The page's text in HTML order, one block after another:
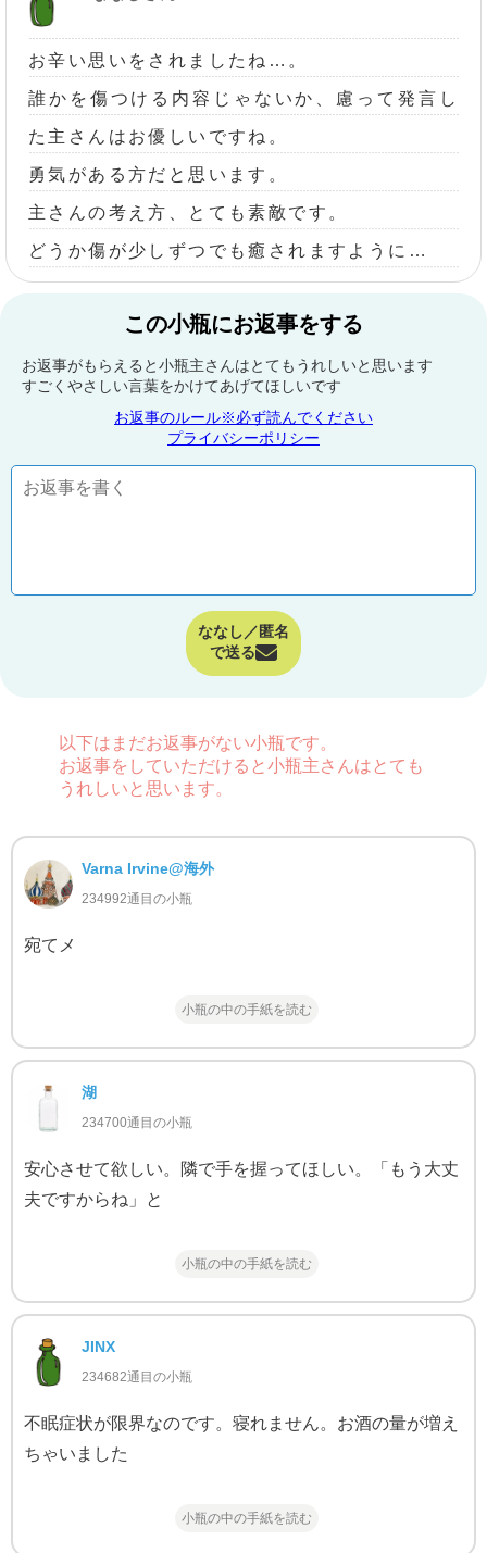
お辛い思いをされましたね…。
誰かを傷つける内容じゃないか、慮って発言し
た主さんはお優しいですね。
勇気がある方だと思います。
主さんの考え方、とても素敵です。
どうか傷が少しずつでも癒されますように…
この小瓶にお返事をする
お返事がもらえると小瓶主さんはとてもうれしいと思います
すごくやさしい言葉をかけてあげてほしいです
お返事のルール※必ず読んでください
プライバシーポリシー
ななし／匿名
で送る
以下はまだお返事がない小瓶です。
お返事をしていただけると小瓶主さんはとても
うれしいと思います。
Varna Irvine@海外
234992通目の小瓶
宛てメ
小瓶の中の手紙を読む
湖
234700通目の小瓶
安心させて欲しい。隣で手を握ってほしい。「もう大丈
夫ですからね」と
小瓶の中の手紙を読む
JINX
234682通目の小瓶
不眠症状が限界なのです。寝れません。お酒の量が増え
ちゃいました
小瓶の中の手紙を読む